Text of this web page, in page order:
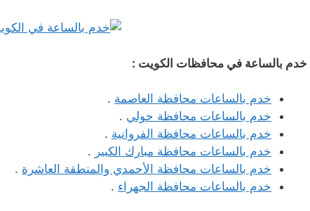
خدم بالساعة في محافظات الكويت :
خدم بالساعات محافظة العاصمة .
خدم بالساعات محافظة حولي .
خدم بالساعات محافظة الفروانية .
خدم بالساعات محافظة مبارك الكبير .
خدم بالساعات محافظة الأحمدي والمنطقة العاشرة .
خدم بالساعات محافظة الجهراء .